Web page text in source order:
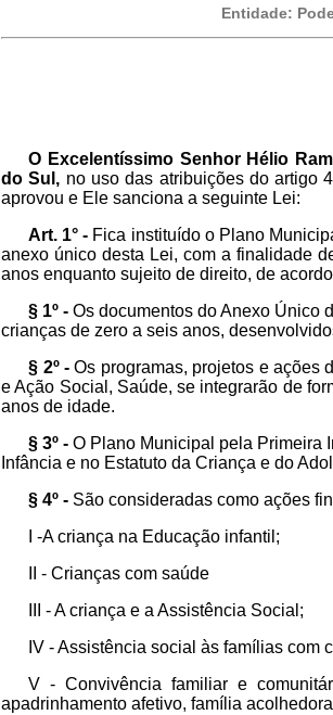
Entidade:
O Excelentíssimo Senhor Hélio
do Sul, no uso das atribuições do artigo
aprovou e Ele sanciona a seguinte Lei:
Art. 1° - Fica instituído o Plano
anexo único desta Lei, com a finalidade
anos enquanto sujeito de direito, de
§ 1º - Os documentos do Anexo Único
crianças de zero a seis anos,
§ 2º -Os programas, projetos e ações
e Ação Social, Saúde, se integrarão de
anos de idade.
§ 3º - O Plano Municipal pela Primeira
Infância e no Estatuto da Criança e do
§ 4º - São consideradas como ações
I -A criança na Educação infantil;
II - Crianças com saúde
III - A criança e a Assistência Social;
IV - Assistência social às famílias com
V - Convivência familiar e
apadrinhamento afetivo, família